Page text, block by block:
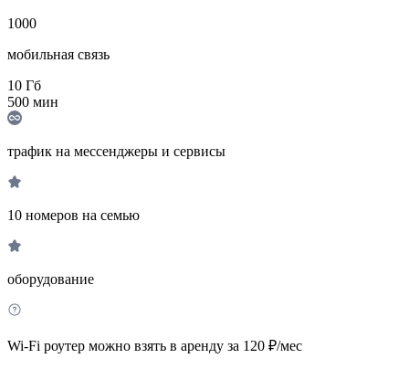
1000
мобильная связь
10 Гб
500 мин
трафик на мессенджеры и сервисы
10 номеров на семью
оборудование
Wi-Fi роутер можно взять в аренду за 120 ₽/мес